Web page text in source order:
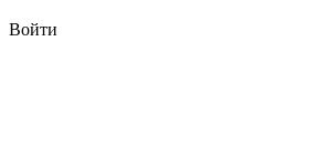
Войти